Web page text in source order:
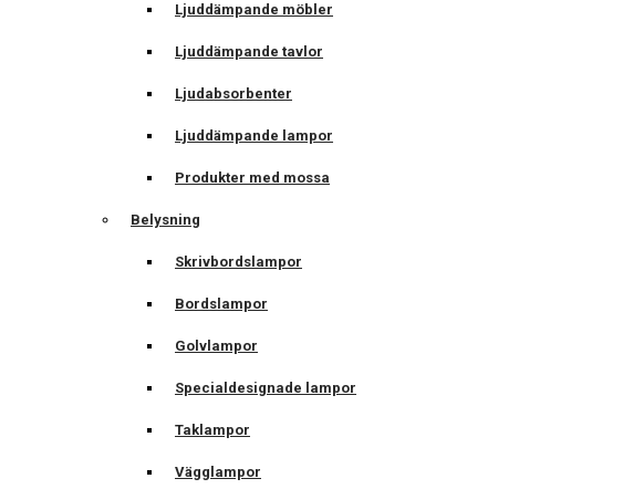
Ljuddämpande möbler
Ljuddämpande tavlor
Ljudabsorbenter
Ljuddämpande lampor
Produkter med mossa
Belysning
Skrivbordslampor
Bordslampor
Golvlampor
Specialdesignade lampor
Taklampor
Vägglampor